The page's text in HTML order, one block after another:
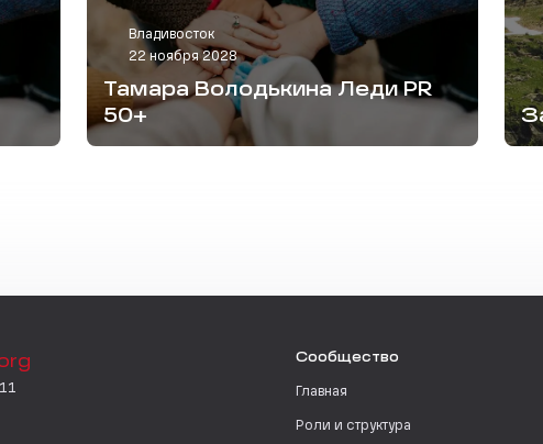
Владивосток
22 ноября 2028
Тамара Володькина Леди PR
50+
Сообщество
Главная
Роли и структура